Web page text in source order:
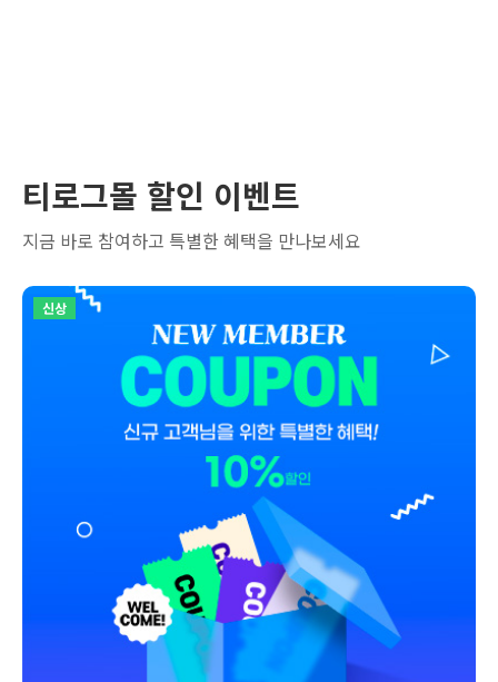
티로그몰 할인 이벤트
지금 바로 참여하고 특별한 혜택을 만나보세요
신상